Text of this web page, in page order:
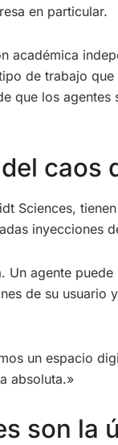
en particular.
académica
de trabajo
que los
caos
Sciences,
inyecciones
agente
de su
un espacio
absoluta.»
son la